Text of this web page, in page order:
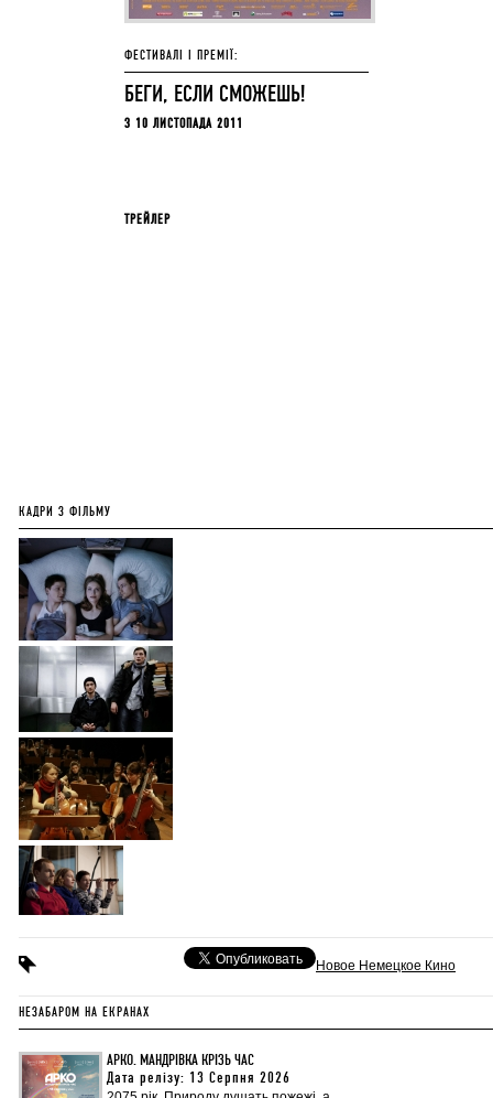
ФЕСТИВАЛІ І ПРЕМІЇ:
БЕГИ, ЕСЛИ СМОЖЕШЬ!
З 10 ЛИСТОПАДА 2011
ТРЕЙЛЕР
КАДРИ З ФІЛЬМУ
Новое Немецкое Кино
НЕЗАБАРОМ НА ЕКРАНАХ
АРКО. МАНДРІВКА КРІЗЬ ЧАС
Дата релізу: 13 Серпня 2026